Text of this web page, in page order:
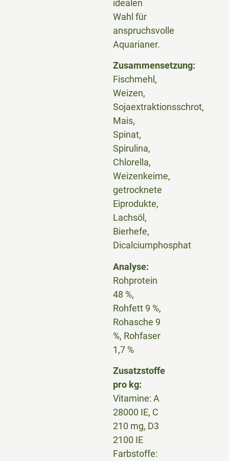
idealen
Wahl für
anspruchsvolle
Aquarianer.
Zusammensetzung:
Fischmehl,
Weizen,
Sojaextraktionsschrot,
Mais,
Spinat,
Spirulina,
Chlorella,
Weizenkeime,
getrocknete
Eiprodukte,
Lachsöl,
Bierhefe,
Dicalciumphosphat
Analyse:
Rohprotein
48 %,
Rohfett 9 %,
Rohasche 9
%, Rohfaser
1,7 %
Zusatzstoffe
pro kg:
Vitamine: A
28000 IE, C
210 mg, D3
2100 IE
Farbstoffe: